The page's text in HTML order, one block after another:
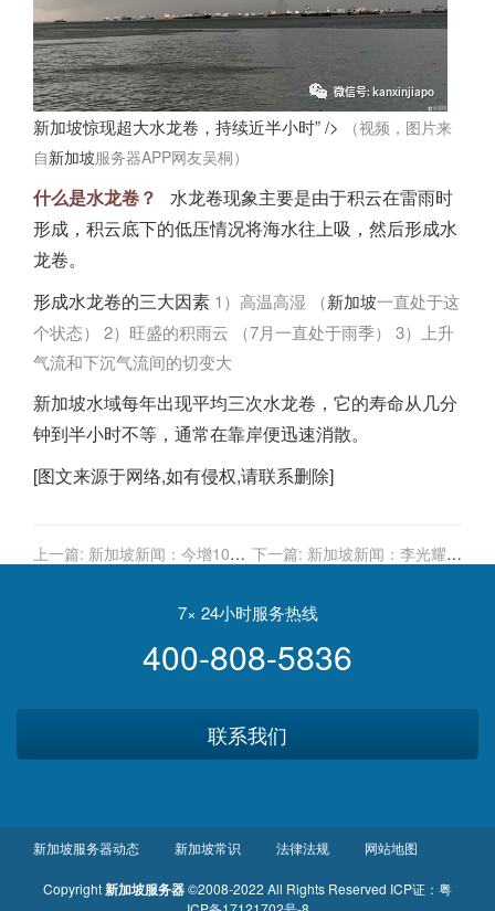
新加坡惊现超大水龙卷，持续近半小时” />
（视频，图片来
自新加坡服务器APP网友吴桐）
什么是水龙卷？
水龙卷现象主要是由于积云在雷雨时
形成，积云底下的低压情况将海水往上吸，然后形成水
龙卷。
形成水龙卷的三大因素 1）高温高湿 （新加坡一直处于这
个状态）
2）旺盛的积雨云 （7月一直处于雨季）
3）上升
气流和下沉气流间的切变大
新加坡水域每年出现平均三次水龙卷，它的寿命从几分
钟到半小时不等，通常在靠岸便迅速消散。
[图文来源于网络,如有侵权,请联系删除]
上一篇: 新加坡新闻：今增10 | 下一篇: 新加坡新闻：李光耀力
7× 24小时服务热线
400-808-5836
联系我们
新加坡服务器动态 新加坡常识 法律法规 网站地图
Copyright新加坡服务器©2008-2022 All Rights Reserved ICP证： 粤